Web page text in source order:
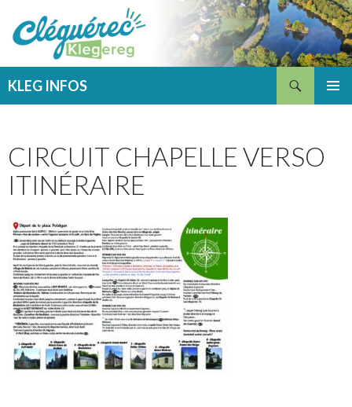
KLEG INFOS
CIRCUIT CHAPELLE VERSO
ITINÉRAIRE